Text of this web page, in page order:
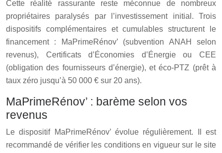
Cette réalité rassurante reste méconnue de nombreux
propriétaires paralysés par l’investissement initial. Trois
dispositifs complémentaires et cumulables structurent le
financement : MaPrimeRénov’ (subvention ANAH selon
revenus), Certificats d’Économies d’Énergie ou CEE
(obligation des fournisseurs d’énergie), et éco-PTZ (prêt à
taux zéro jusqu’à 50 000 € sur 20 ans).
MaPrimeRénov’ : barème selon vos
revenus
Le dispositif MaPrimeRénov’ évolue régulièrement. Il est
recommandé de vérifier les conditions en vigueur sur le site